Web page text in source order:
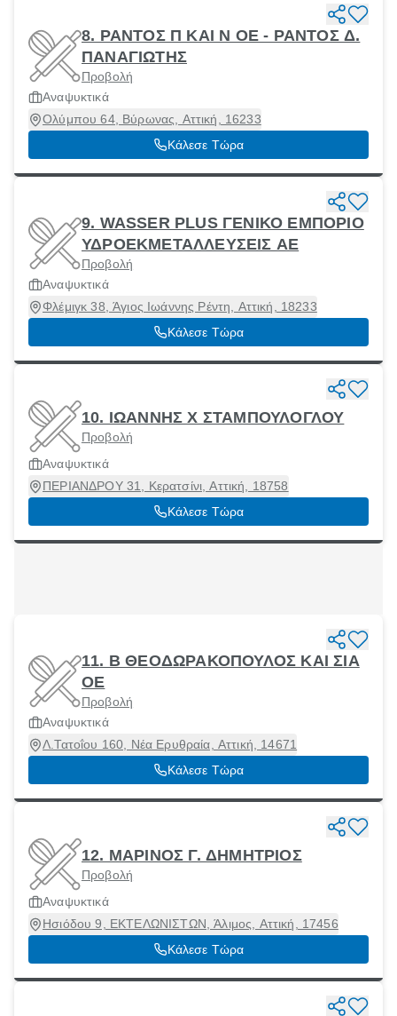
8. ΡΑΝΤΟΣ Π ΚΑΙ Ν ΟΕ - ΡΑΝΤΟΣ Δ.
ΠΑΝΑΓΙΩΤΗΣ
Προβολή
Αναψυκτικά
Ολύμπου 64, Βύρωνας, Αττική, 16233
Κάλεσε Τώρα
9. WASSER PLUS ΓΕΝΙΚΟ ΕΜΠΟΡΙΟ
ΥΔΡΟΕΚΜΕΤΑΛΛΕΥΣEIΣ ΑΕ
Προβολή
Αναψυκτικά
Φλέμιγκ 38, Άγιος Ιωάννης Ρέντη, Αττική, 18233
Κάλεσε Τώρα
10. ΙΩΑΝΝΗΣ Χ ΣΤΑΜΠΟΥΛΟΓΛΟΥ
Προβολή
Αναψυκτικά
ΠΕΡΙΑΝΔΡΟΥ 31, Κερατσίνι, Αττική, 18758
Κάλεσε Τώρα
11. B ΘΕΟΔΩΡΑΚΟΠΟΥΛΟΣ ΚΑΙ ΣΙΑ
ΟΕ
Προβολή
Αναψυκτικά
Λ.Τατοΐου 160, Νέα Ερυθραία, Αττική, 14671
Κάλεσε Τώρα
12. ΜΑΡΙΝΟΣ Γ. ΔΗΜΗΤΡΙΟΣ
Προβολή
Αναψυκτικά
Ησιόδου 9, ΕΚΤΕΛΩΝΙΣΤΩΝ, Άλιμος, Αττική, 17456
Κάλεσε Τώρα